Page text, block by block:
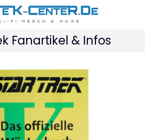
Fanartikel & Infos